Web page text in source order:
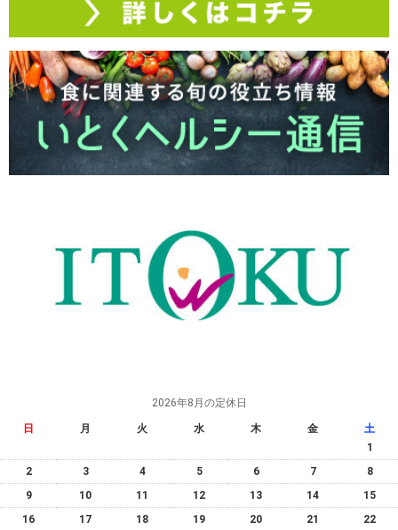
2026年8月の定休日
日 月 火 水 木 金
土
1
2
3 4 5 6 7
8
9
10 11 12 13 14
15
16
17 18 19 20 21
22